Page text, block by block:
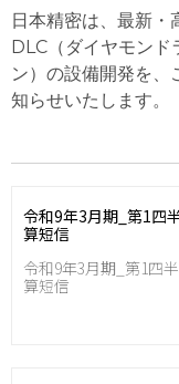
日本精密は、最新・
DLC（ダイヤモンド
ン）の設備開発を、
知らせいたします。
令和9年3月期_第1四
算短信
令和9年3月期_第1四
算短信